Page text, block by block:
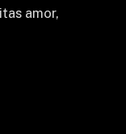
amor,